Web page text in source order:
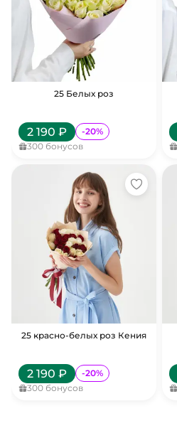
25 Белых роз
2 190 ₽ -20%
300 бонусов
25 красно-белых роз Кения
2 190 ₽ -20%
300 бонусов